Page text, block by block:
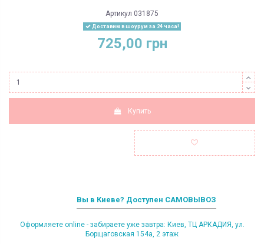
Артикул 031875
Доставим в шоурум за 24 часа!
725,00 грн
Купить
Вы в Киеве? Доступен САМОВЫВОЗ
Оформляете online - забираете уже завтра: Киев, ТЦ АРКАДИЯ, ул.
Борщаговская 154а, 2 этаж